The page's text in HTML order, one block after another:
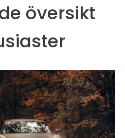
översikt